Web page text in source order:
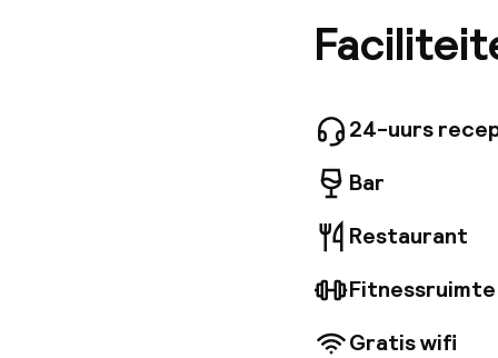
een
rookvrij.
24-uurs
Bar
Restaurant
Gratis wifi